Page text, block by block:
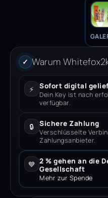
✓ Warum
⚡ Sofort digital
Dein Key ist nach
verfügbar.
🔒 Sichere Zahlung
Verschlüsselte
Zahlungsanbieter.
💙 2 % gehen an die
Gesellschaft
Mehr zur Spende